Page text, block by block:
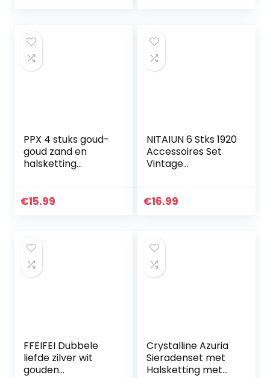
PPX 4 stuks goud-
goud zand en
halsketting
opbergdoos,
€15.99
NITAIUN 6 Stks 1920
Accessoires Set
Vintage
Zwarte Houder
€16.99
FFEIFEI Dubbele
liefde zilver wit
gouden
Crystalline Azuria
Sieradenset met
Halsketting met